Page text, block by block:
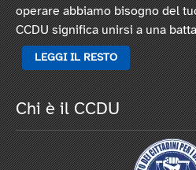
operare abbiamo bisogno del
CCDU significa unirsi a una
LEGGI IL RESTO
Chi è il CCDU